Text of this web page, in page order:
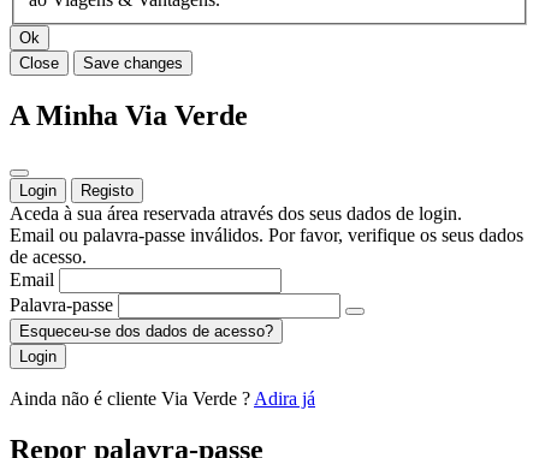
Ok
Close
Save changes
A Minha Via Verde
Login Registo
Aceda à sua área reservada através dos seus dados de login.
Email ou palavra-passe inválidos. Por favor, verifique os seus dados
de acesso.
Email
Palavra-passe
Esqueceu-se dos dados de acesso?
Login
Ainda não é cliente Via Verde ? Adira já
Repor palavra-passe